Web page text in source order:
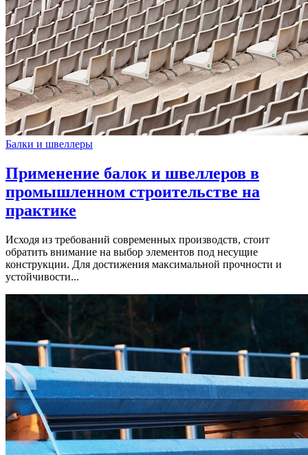
Балки и швеллеры
Применение балок и швеллеров в
промышленном строительстве на
практике
Исходя из требований современных производств, стоит
обратить внимание на выбор элементов под несущие
конструкции. Для достижения максимальной прочности и
устойчивости...